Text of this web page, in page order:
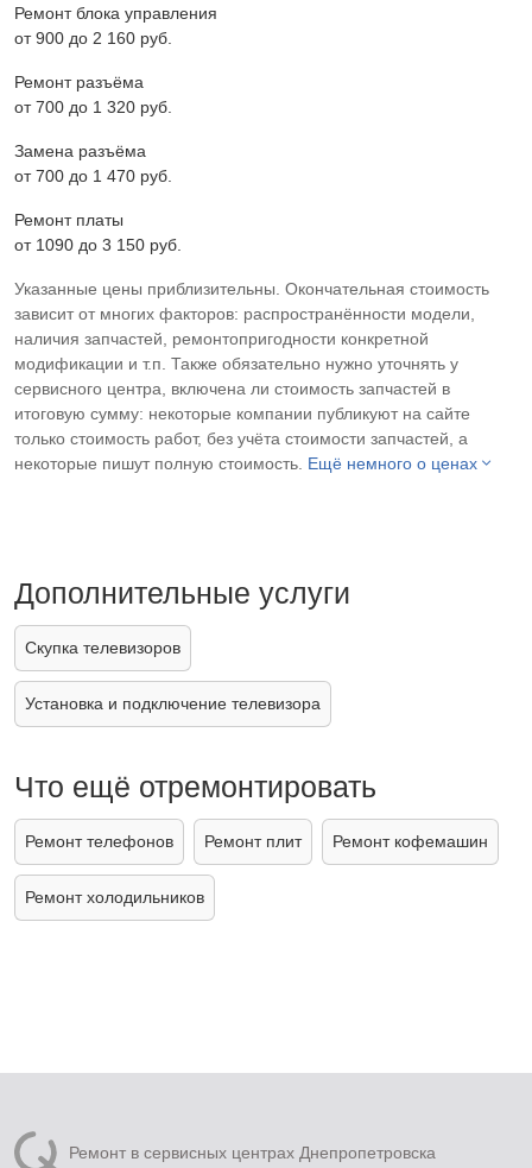
Ремонт блока управления
от 900 до 2 160 pyб.
Ремонт разъёма
от 700 до 1 320 pyб.
Замена разъёма
от 700 до 1 470 pyб.
Ремонт платы
от 1090 до 3 150 pyб.
Указанные цены приблизительны. Окончательная стоимость
зависит от многих факторов: распространённости модели,
наличия запчастей, ремонтопригодности конкретной
модификации и т.п. Также обязательно нужно уточнять у
сервисного центра, включена ли стоимость запчастей в
итоговую сумму: некоторые компании публикуют на сайте
только стоимость работ, без учёта стоимости запчастей, а
некоторые пишут полную стоимость. Ещё немного о ценах
Дополнительные услуги
Скупка телевизоров
Установка и подключение телевизора
Что ещё отремонтировать
Ремонт телефонов Ремонт плит Ремонт кофемашин
Ремонт холодильников
Ремонт в сервисных центрах Днепропетровска